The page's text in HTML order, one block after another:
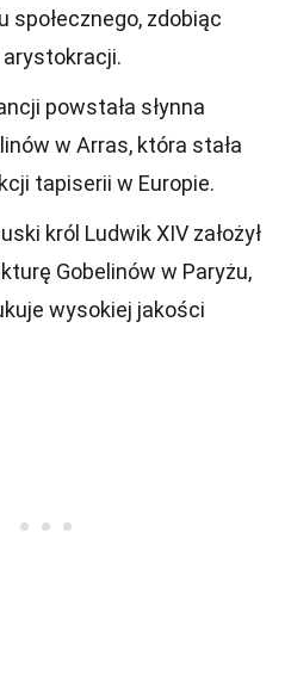
zdobiąc
powstała słynna
w Arras, która stała
tapiserii w Europie.
król Ludwik XIV założył
Gobelinów w Paryżu,
wysokiej jakości